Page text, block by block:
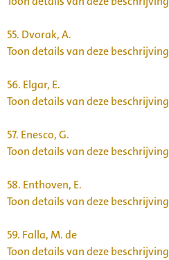
55. Dvorak, A.
Toon details van deze beschrijving
56. Elgar, E.
Toon details van deze beschrijving
57. Enesco, G.
Toon details van deze beschrijving
58. Enthoven, E.
Toon details van deze beschrijving
59. Falla, M. de
Toon details van deze beschrijving